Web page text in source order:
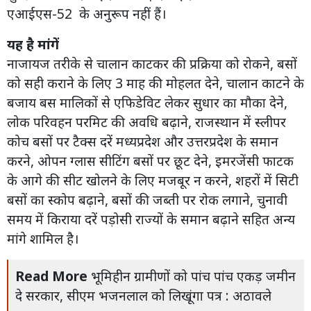
एआईएस-52 के अनुरूप नहीं हैं।
यह है मांगें
नाजायज तरीके से चालान काटकर की प्रक्रिया को रोकने, बसों
को सही कराने के लिए 3 माह की मोहलत देने, चालान काटने के
बजाय बस मालिकों से एफिडेविट लेकर सुधार का मौका देने,
लोक परिवहन परमिट की अवधि बढ़ाने, राजस्थान में स्लीपर
कोच बसों पर टैक्स दरें मध्यप्रदेश और उत्तरप्रदेश के समान
करने, ओपन ग्लास सीटिंग बसों पर छूट देने, इमरजेंसी फाटक
के आगे की सीट खोलने के लिए मजबूर न करने, शहरों में सिटी
बसों का स्कोप बढ़ाने, बसों की जब्ती पर रोक लगाने, चुनावी
समय में किराया दरें पड़ोसी राज्यों के समान बढ़ाने सहित अन्य
मांगे शामिल है।
Read More भूमिहीन ग्रामीणों को पांच पांच एकड़ जमीन
दे सरकार, सीएम भजनलाल को लिखूंगा पत्र : अठावले